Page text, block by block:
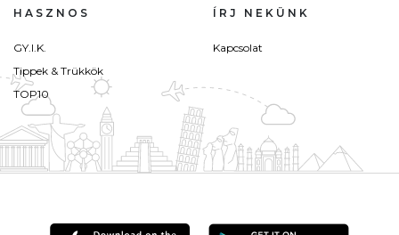
HASZNOS
GY.I.K.
Tippek & Trükkök
TOP10
ÍRJ NEKÜNK
Kapcsolat